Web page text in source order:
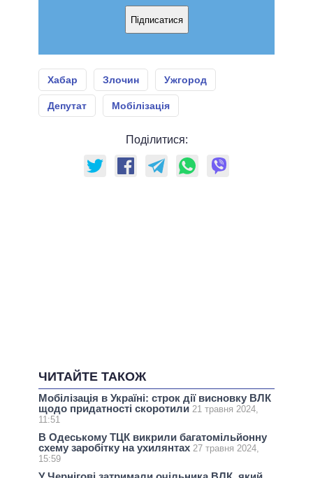
Підписатися
Хабар Злочин Ужгород
Депутат Мобілізація
Поділитися:
ЧИТАЙТЕ ТАКОЖ
Мобілізація в Україні: строк дії висновку ВЛК
щодо придатності скоротили 21 травня 2024,
11:51
В Одеському ТЦК викрили багатомільйонну
схему заробітку на ухилянтах 27 травня 2024,
15:59